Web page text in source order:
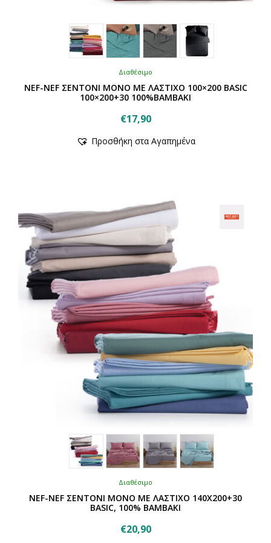
Διαθέσιμο
NEF-NEF ΣΕΝΤΟΝΙ ΜΟΝΟ ΜΕ ΛΑΣΤΙΧΟ 100×200 BASIC
100×200+30 100%ΒΑΜΒΑΚΙ
€17,90
το
Οι
επιλογές
μπορούν
να
επιλεγούν
στη
σελίδα
του
προϊόντος
Προσθήκη στα Αγαπημένα
Διαθέσιμο
NEF-NEF ΣΕΝΤΟΝΙ ΜΟΝΟ ΜΕ ΛΑΣΤΙΧΟ 140Χ200+30
BASIC, 100% BAMBAKI
€20,90